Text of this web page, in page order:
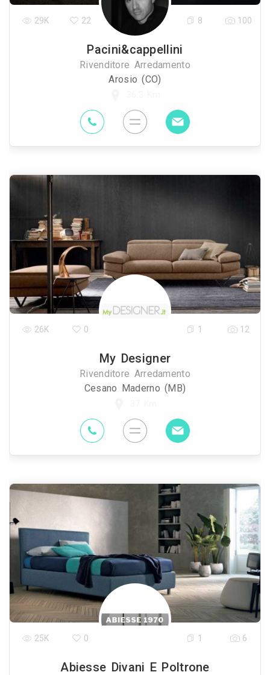
Pacini&cappellini
Rivenditore Arredamento
Arosio (CO)
29K 22 8 100
My Designer
Rivenditore Arredamento
Cesano Maderno (MB)
26K 0 1 12
Abiesse Divani E Poltrone
25K 0 1 6